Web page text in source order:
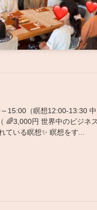
15:00（瞑想12:00-13:30
🌈3,000円 世界中のビジネ
いる瞑想✨ 瞑想をす...